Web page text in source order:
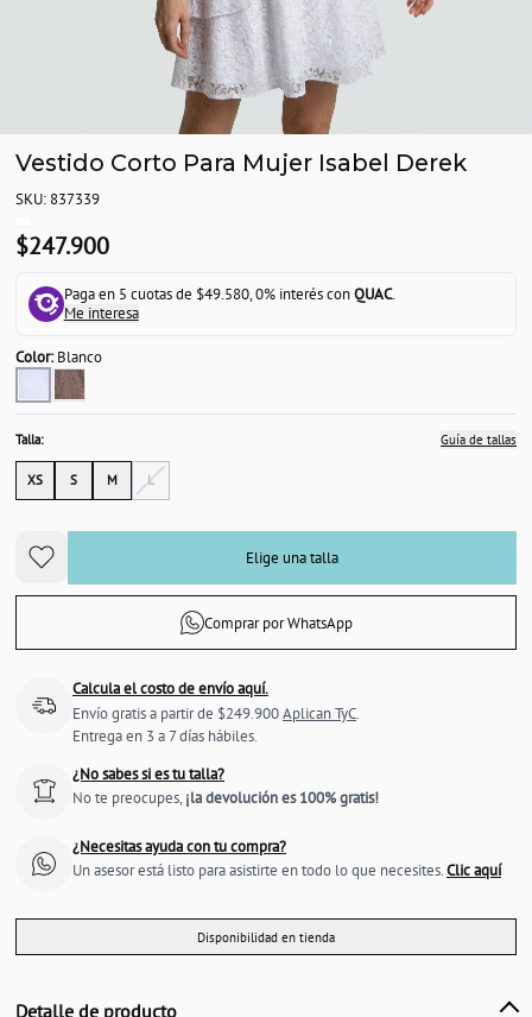
Vestido Corto Para Mujer Isabel Derek
SKU: 837339
$247.900
Paga en 5 cuotas de $49.580, 0% interés conQUAC.
Me interesa
Color:Blanco
Talla: Guía de tallas
XS S M L
Elige una talla
Comprar por WhatsApp
Calcula el costo de envío aquí.
Envío gratis a partir de $249.900Aplican TyC.
Entrega en 3 a 7 días hábiles.
¿No sabes si es tu talla?
No te preocupes, ¡la devolución es 100% gratis!
¿Necesitas ayuda con tu compra?
Un asesor está listo para asistirte en todo lo que necesites.Clic aquí
Disponibilidad en tienda
Detalle de producto